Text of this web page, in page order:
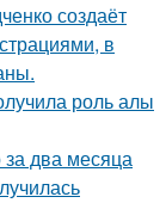
создаёт
в
роль алы
два месяца